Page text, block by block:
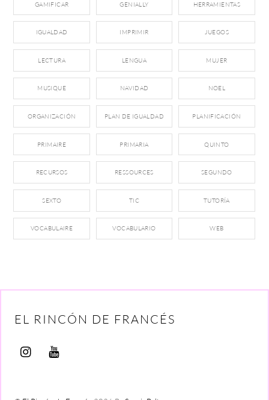
GAMIFICAR GENIALLY HERRAMIENTAS
IGUALDAD IMPRIMIR JUEGOS
LECTURA LENGUA MUJER
MUSIQUE NAVIDAD NOEL
ORGANIZACIÓN PLAN DE IGUALDAD PLANIFICACIÓN
PRIMAIRE PRIMARIA QUINTO
RECURSOS RESSOURCES SEGUNDO
SEXTO TIC TUTORÍA
VOCABULAIRE VOCABULARIO WEB
EL RINCÓN DE FRANCÉS